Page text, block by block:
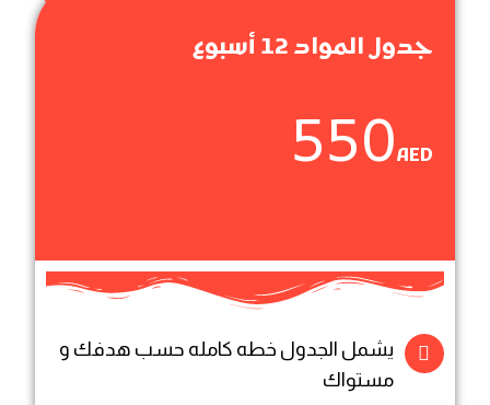
جدول المواد 12 أسبوع
550AED
يشمل الجدول خطه كامله حسب هدفك و
مستواك